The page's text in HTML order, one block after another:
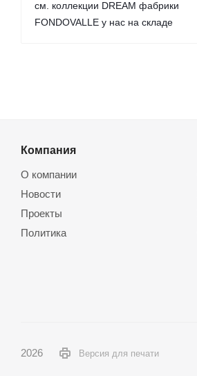
см. коллекции DREAM фабрики
FONDOVALLE у нас на складе
Компания
О компании
Новости
Проекты
Политика
2026 Версия для печати